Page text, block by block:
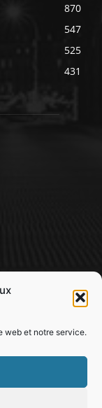
web et notre service.
870
547
525
431